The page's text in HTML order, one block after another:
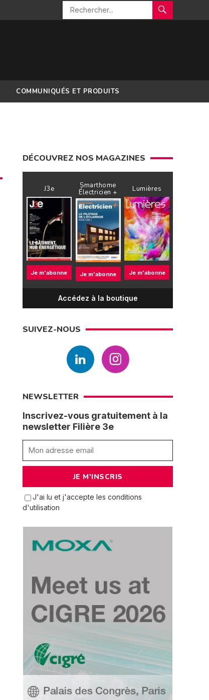
COMMUNIQUÉS ET PRODUITS
DÉCOUVREZ NOS MAGAZINES
J3e
Je m'abonne
Smarthome
Électricien +
Je m'abonne
Lumières
Je m'abonne
Accédez à la boutique
SUIVEZ-NOUS
NEWSLETTER
Inscrivez-vous gratuitement à la
newsletter Filière 3e
J'ai lu et j'accepte les conditions
d'utilisation